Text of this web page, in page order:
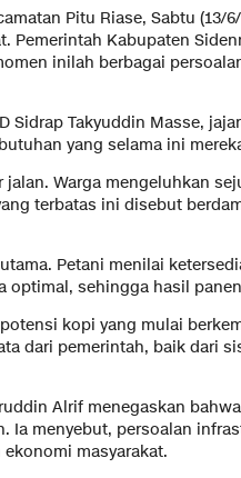
Pitu Riase, Sabtu (13/
Pemerintah Kabupaten
inilah berbagai
Sidrap Takyuddin Masse,
yang selama ini
Warga mengeluhkan
terbatas ini disebut
Petani menilai
sehingga hasil
kopi yang mulai
dari pemerintah, baik dari
Alrif menegaskan
Ia menyebut, persoalan
masyarakat.